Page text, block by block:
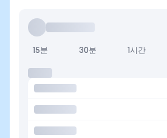
15분 30분 1시간